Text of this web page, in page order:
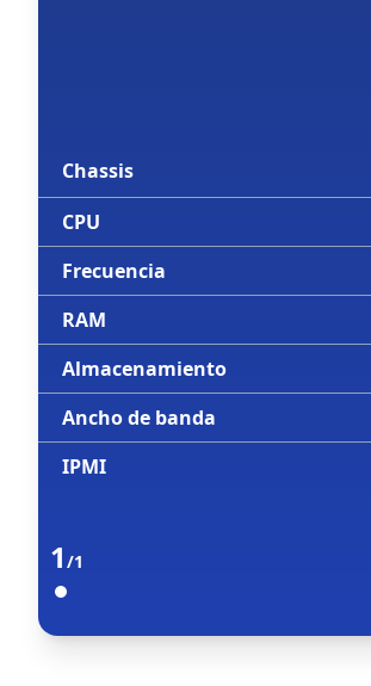
Chassis
CPU
Frecuencia
RAM
Almacenamiento
Ancho de banda
IPMI
1 /1